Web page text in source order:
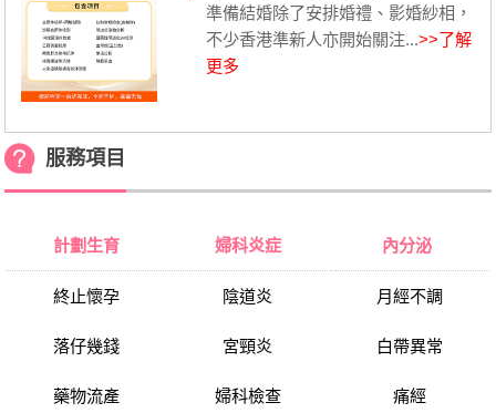
準備結婚除了安排婚禮、影婚紗相，
不少香港準新人亦開始關注...>>了解
更多
服務項目
計劃生育
終止懷孕
落仔幾錢
藥物流產
婦科炎症
陰道炎
宮頸炎
婦科檢查
內分泌
月經不調
白帶異常
痛經